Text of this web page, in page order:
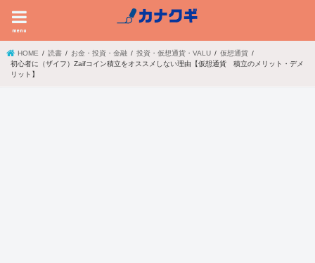
menu
HOME 読書 お金・投資・金融 投資・仮想通貨・VALU
仮想通貨
初心者に（ザイフ）Zaifコイン積立をオススメしない理由【仮想通貨 積立のメリット・デメ
リット】